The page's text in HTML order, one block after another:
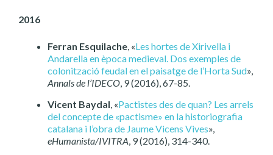
2016
Ferran Esquilache, «Les hortes de Xirivella i
Andarella en època medieval. Dos exemples de
colonització feudal en el paisatge de l’Horta Sud»,
Annals de l’IDECO, 9 (2016), 67-85.
Vicent Baydal, «Pactistes des de quan? Les arrels
del concepte de «pactisme» en la historiografia
catalana i l’obra de Jaume Vicens Vives»,
eHumanista/IVITRA, 9 (2016), 314-340.